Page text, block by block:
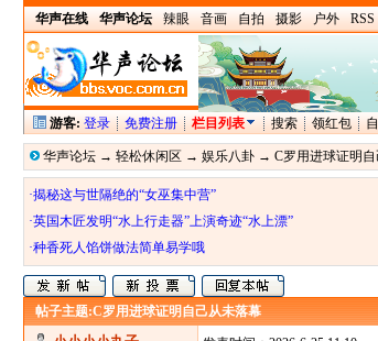
华声在线 华声论坛 辣眼 音画 自拍 摄影 户外 RSS
游客: 登录 免费注册 栏目列表 搜索 领红包
华声论坛→ 轻松休闲区 → 娱乐八卦→ C罗用进球证明
·揭秘这与世隔绝的“女巫集中营”
·英国木匠发明“水上行走器”上演奇迹“水上漂”
·种香死人馅饼做法简单易学哦
帖子主题:C罗用进球证明自己从未落幕